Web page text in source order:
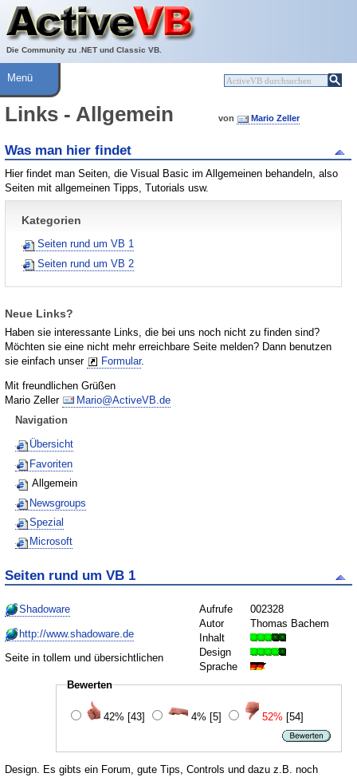
Die Community zu .NET und Classic VB.
Über ActiveVB
Hilfe
Menü
Links - Allgemein von Mario Zeller
Was man hier findet
Hier findet man Seiten, die Visual Basic im Allgemeinen behandeln, also
Seiten mit allgemeinen Tipps, Tutorials usw.
Kategorien
Seiten rund um VB 1
Seiten rund um VB 2
Neue Links?
Haben sie interessante Links, die bei uns noch nicht zu finden sind?
Möchten sie eine nicht mehr erreichbare Seite melden? Dann benutzen
sie einfach unser
Formular.
Mit freundlichen Grüßen
Mario Zeller
Mario@ActiveVB.de
Navigation
Übersicht
Favoriten
Allgemein
Newsgroups
Spezial
Microsoft
Seiten rund um VB 1
Aufrufe
002328
Autor
Thomas Bachem
Inhalt
Design
Sprache
Bewerten
42% [43] 4% [5] 52% [54]
Shadoware
http://www.shadoware.de
Seite in tollem und übersichtlichen
Design. Es gibts ein Forum, gute Tips, Controls und dazu z.B. noch